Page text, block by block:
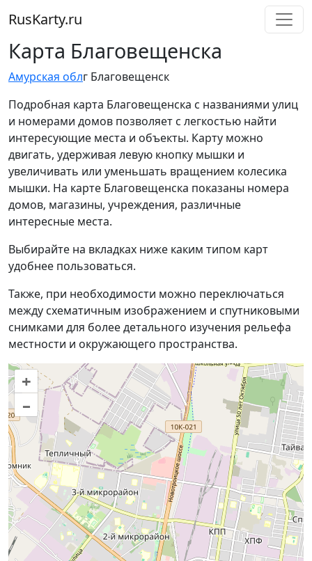
RusKarty.ru
Карта Благовещенска
Амурская облг Благовещенск
Подробная карта Благовещенска с названиями улиц
и номерами домов позволяет с легкостью найти
интересующие места и объекты. Карту можно
двигать, удерживая левую кнопку мышки и
увеличивать или уменьшать вращением колесика
мышки. На карте Благовещенска показаны номера
домов, магазины, учреждения, различные
интересные места.
Выбирайте на вкладках ниже каким типом карт
удобнее пользоваться.
Также, при необходимости можно переключаться
между схематичным изображением и спутниковыми
снимками для более детального изучения рельефа
местности и окружающего пространства.
+
–